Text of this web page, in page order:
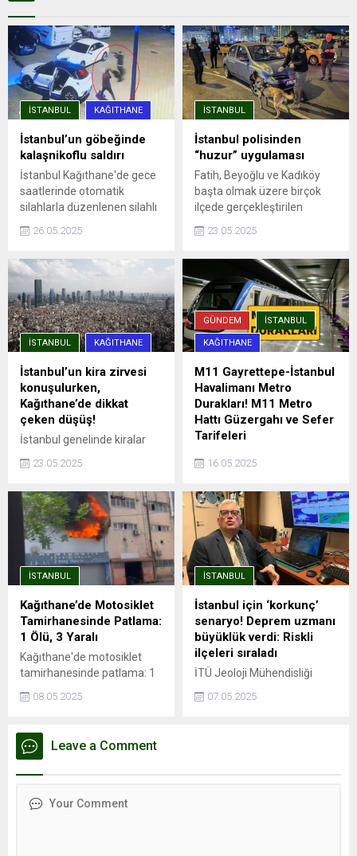
İSTANBUL KAĞITHANE
İstanbul’un göbeğinde
kalaşnikoflu saldırı
İstanbul Kağıthane'de gece
saatlerinde otomatik
silahlarla düzenlenen silahlı
Ümit Engin şans eseri yara
güvenlik kamerasına
yansıdı.
26.05.2025
İSTANBUL
İstanbul polisinden
“huzur” uygulaması
Fatih, Beyoğlu ve Kadıköy
başta olmak üzere birçok
ilçede gerçekleştirilen
müdürlükleri, Asayiş, Özel
Denetleme şube
müdürlüklerinden ekipler
katıldı. Uygulama
noktalarında durdurulan
araçlar detaylı ...
23.05.2025
İSTANBUL KAĞITHANE
İstanbul’un kira zirvesi
konuşulurken,
Kağıthane’de dikkat
çeken düşüş!
İstanbul genelinde kiralar
rekor seviyelere ulaşırken,
Sarıyer, Beşiktaş ve Kadıköy
90 bin TL’yi aşmış durumda.
Endeksa verilerine göre,
İstanbul’da kira fiyatları bir
önceki yıla göre %41,49
artarak ortalama 26.490
TL’ye yükseldi. Ancak bu
genel artış trendinin aksine,
Kağıthane kiralık ve satılık
konut değer artışında
İstanbul’un en...
23.05.2025
GÜNDEM İSTANBUL
KAĞITHANE
M11 Gayrettepe-İstanbul
Havalimanı Metro
Durakları! M11 Metro
Hattı Güzergahı ve Sefer
Tarifeleri
İstanbul'da şehrin dört bir
yanına hızlı ve güvenli
metro hatları, aynı zamanda
trafik sorununa da büyük
ölçüde çözüm oluyor.
Avrupa Yakası'nda önemli
aktarma istasyonları ile
entegrasyonu olan ve
İstanbul Havalimanı'na ...
16.05.2025
İSTANBUL
Kağıthane’de Motosiklet
Tamirhanesinde Patlama:
1 Ölü, 3 Yaralı
Kağıthane'de motosiklet
tamirhanesinde patlama: 1
esnasında depoda mahsur
kaybettiİSTANBUL - İstanbul
Kağıthane'de motosiklet
meydana geldiği iddia edildi.
08.05.2025
İSTANBUL
İstanbul için ‘korkunç’
senaryo! Deprem uzmanı
büyüklük verdi: Riskli
ilçeleri sıraladı
İTÜ Jeoloji Mühendisliği
Yaltırak, İstanbul’da
07.05.2025
Leave a Comment